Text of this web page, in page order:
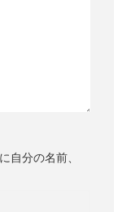
自分の名前、